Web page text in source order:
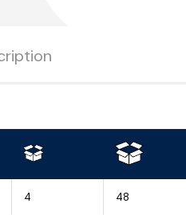
4 48